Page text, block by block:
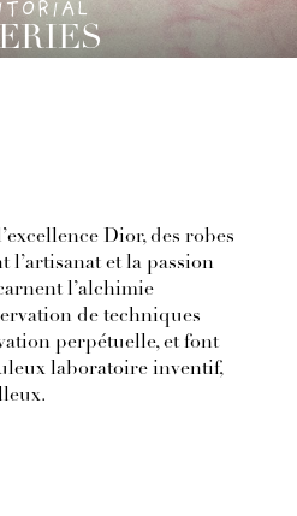
Dior, des robes
l’artisanat et la passion
l’alchimie
de techniques
perpétuelle, et font
laboratoire inventif,